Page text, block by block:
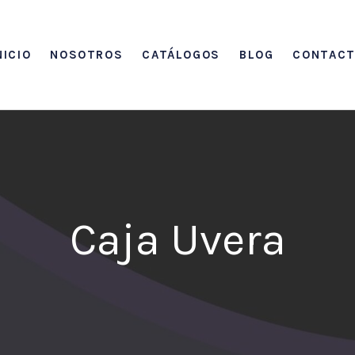
NOSOTROS CATÁLOGOS BLOG
Caja Uvera